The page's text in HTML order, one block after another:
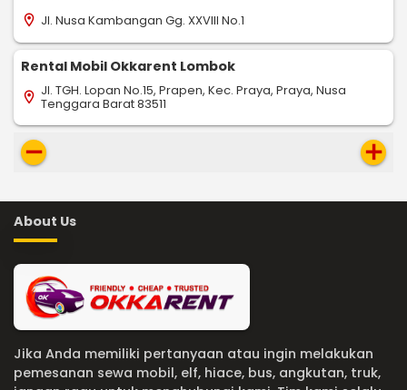
location_on Jl. Nusa Kambangan Gg. XXVIII No.1
Rental Mobil Okkarent Lombok
location_on Jl. TGH. Lopan No.15, Prapen, Kec. Praya, Praya, Nusa
Tenggara Barat 83511
remove add
About Us
Jika Anda memiliki pertanyaan atau ingin melakukan
pemesanan sewa mobil, elf, hiace, bus, angkutan, truk,